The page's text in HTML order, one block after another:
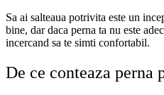
Sa ai salteaua potrivita este un
bine, dar daca perna ta nu este
incercand sa te simti confortabil.
De ce conteaza perna